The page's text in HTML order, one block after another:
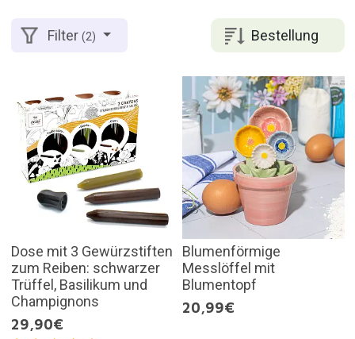
Bestellung
Filter(2)
Dose mit 3 Gewürzstiften
zum Reiben: schwarzer
Trüffel, Basilikum und
Champignons
29,90€
Blumenförmige
Messlöffel mit
Blumentopf
20,99€